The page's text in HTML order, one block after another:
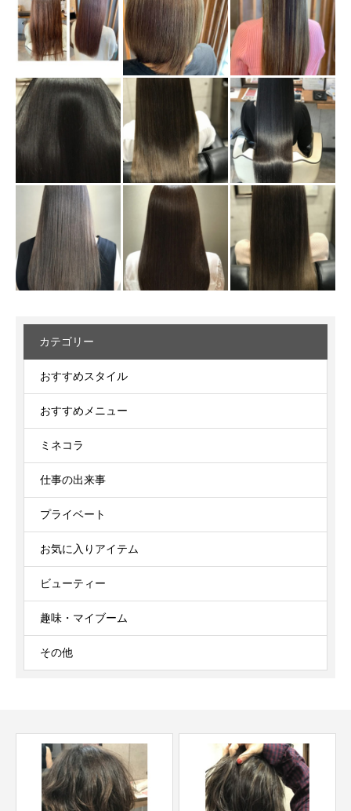
カテゴリー
おすすめスタイル
おすすめメニュー
ミネコラ
仕事の出来事
プライベート
お気に入りアイテム
ビューティー
趣味・マイブーム
その他